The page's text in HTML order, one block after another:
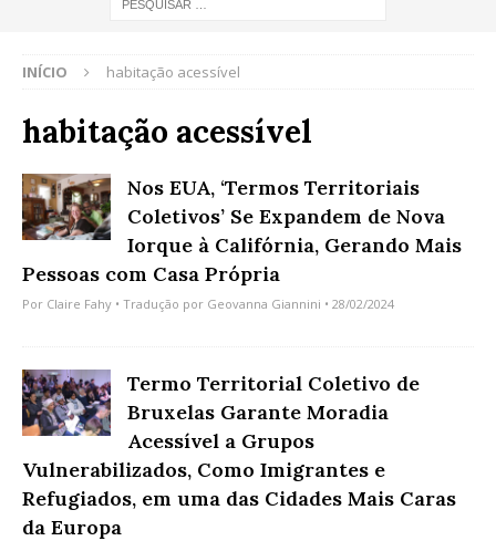
INÍCIO habitação acessível
habitação acessível
Nos EUA, ‘Termos Territoriais
Coletivos’ Se Expandem de Nova
Iorque à Califórnia, Gerando Mais
Pessoas com Casa Própria
Por Claire Fahy • Tradução por Geovanna Giannini • 28/02/2024
Termo Territorial Coletivo de
Bruxelas Garante Moradia
Acessível a Grupos
Vulnerabilizados, Como Imigrantes e
Refugiados, em uma das Cidades Mais Caras
da Europa